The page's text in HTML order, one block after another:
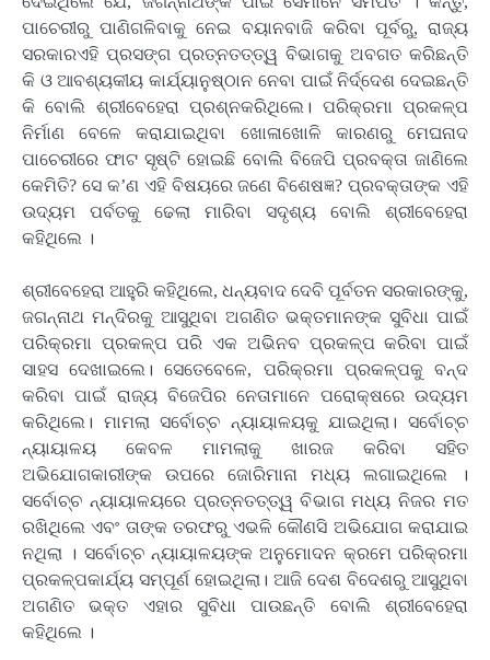
ପାଚେରୀରୁ ପାଣିଗଳିବାକୁ ନେଇ ବୟାନବାଜି କରିବା ପୂର୍ବରୁ, ରାଜ୍ୟ
ସରକାରଏହି ପ୍ରସଙ୍ଗ ପ୍ରତ୍ନତତ୍ତ୍ୱ ବିଭାଗକୁ ଅବଗତ କରିଛନ୍ତି
କି ଓ ଆବଶ୍ୟକୀୟ କାର୍ଯ୍ୟାନୁଷ୍ଠାନ ନେବା ପାଇଁ ନିର୍ଦ୍ଦେଶ ଦେଇଛନ୍ତି
କି ବୋଲି ଶ୍ରୀବେହେରା ପ୍ରଶ୍ନକରିଥିଲେ। ପରିକ୍ରମା ପ୍ରକଳ୍ପ
ନିର୍ମାଣ ବେଳେ କରାଯାଇଥିବା ଖୋଳାଖୋଳି କାରଣରୁ ମେଘନାଦ
ପାଚେରୀରେ ଫାଟ ସୃଷ୍ଟି ହୋଇଛି ବୋଲି ବିଜେପି ପ୍ରବକ୍ତା ଜାଣିଲେ
କେମିତି? ସେ କ’ଣ ଏହି ବିଷୟରେ ଜଣେ ବିଶେଷଜ୍ଞ? ପ୍ରବକ୍ତାଙ୍କ ଏହି
ଉଦ୍ୟମ ପର୍ବତକୁ ଢେଲା ମାରିବା ସଦୃଶ୍ୟ ବୋଲି ଶ୍ରୀବେହେରା
କହିଥିଲେ ।
ଶ୍ରୀବେହେରା ଆହୁରି କହିଥିଲେ, ଧନ୍ୟବାଦ ଦେବି ପୂର୍ବତନ ସରକାରଙ୍କୁ,
ଜଗନ୍ନାଥ ମନ୍ଦିରକୁ ଆସୁଥିବା ଅଗଣିତ ଭକ୍ତମାନଙ୍କ ସୁବିଧା ପାଇଁ
ପରିକ୍ରମା ପ୍ରକଳ୍ପ ପରି ଏକ ଅଭିନବ ପ୍ରକଳ୍ପ କରିବା ପାଇଁ
ସାହସ ଦେଖାଇଲେ। ସେତେବେଳେ, ପରିକ୍ରମା ପ୍ରକଳ୍ପକୁ ବନ୍ଦ
କରିବା ପାଇଁ ରାଜ୍ୟ ବିଜେପିର ନେତାମାନେ ପରୋକ୍ଷରେ ଉଦ୍ୟମ
କରିଥିଲେ। ମାମଲା ସର୍ବୋଚ୍ଚ ନ୍ୟାୟାଳୟକୁ ଯାଇଥିଲା। ସର୍ବୋଚ୍ଚ
ନ୍ୟାୟାଳୟ କେବଳ ମାମଲାକୁ ଖାରଜ କରିବା ସହିତ
ଅଭିଯୋଗକାରୀଙ୍କ ଉପରେ ଜୋରିମାନା ମଧ୍ୟ ଲଗାଇଥିଲେ ।
ସର୍ବୋଚ୍ଚ ନ୍ୟାୟାଳୟରେ ପ୍ରତ୍ନତତ୍ତ୍ୱ ବିଭାଗ ମଧ୍ୟ ନିଜର ମତ
ରଖିଥିଲେ ଏବଂ ତାଙ୍କ ତରଫରୁ ଏଭଳି କୌଣସି ଅଭିଯୋଗ କରାଯାଇ
ନଥିଲା । ସର୍ବୋଚ୍ଚ ନ୍ୟାୟାଳୟଙ୍କ ଅନୁମୋଦନ କ୍ରମେ ପରିକ୍ରମା
ପ୍ରକଳ୍ପକାର୍ଯ୍ୟ ସମ୍ପୂର୍ଣ ହୋଇଥିଲା। ଆଜି ଦେଶ ବିଦେଶରୁ ଆସୁଥିବା
ଅଗଣିତ ଭକ୍ତ ଏହାର ସୁବିଧା ପାଉଛନ୍ତି ବୋଲି ଶ୍ରୀବେହେରା
କହିଥିଲେ ।